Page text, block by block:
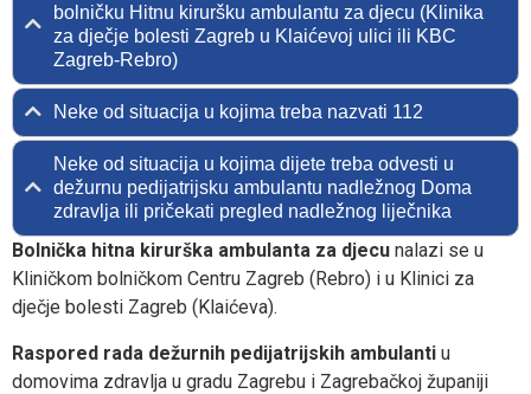
bolničku Hitnu kiruršku ambulantu za djecu (Klinika
za dječje bolesti Zagreb u Klaićevoj ulici ili KBC
Zagreb-Rebro)
Neke od situacija u kojima treba nazvati 112
Neke od situacija u kojima dijete treba odvesti u
dežurnu pedijatrijsku ambulantu nadležnog Doma
zdravlja ili pričekati pregled nadležnog liječnika
Bolnička hitna kirurška ambulanta za djecu nalazi se u
Kliničkom bolničkom Centru Zagreb (Rebro) i u Klinici za
dječje bolesti Zagreb (Klaićeva).
Raspored rada dežurnih pedijatrijskih ambulanti u
domovima zdravlja u gradu Zagrebu i Zagrebačkoj županiji